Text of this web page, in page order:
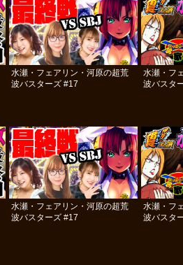
水瀬・フェアリン・河原の超荒
波バスターズ #17
水瀬・フ
波バスタ
水瀬・フェアリン・河原の超荒
波バスターズ #17
水瀬・フ
波バスタ